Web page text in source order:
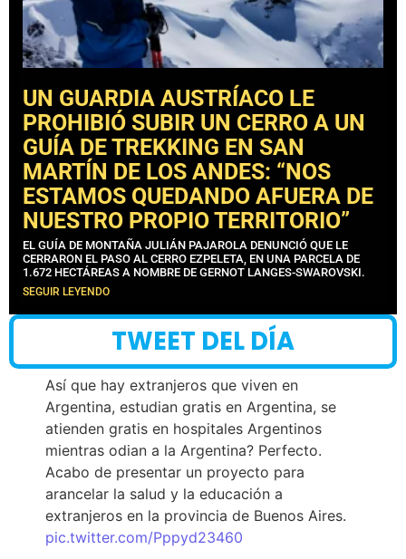
UN GUARDIA AUSTRÍACO LE
PROHIBIÓ SUBIR UN CERRO A UN
GUÍA DE TREKKING EN SAN
MARTÍN DE LOS ANDES: “NOS
ESTAMOS QUEDANDO AFUERA DE
NUESTRO PROPIO TERRITORIO”
EL GUÍA DE MONTAÑA JULIÁN PAJAROLA DENUNCIÓ QUE LE
CERRARON EL PASO AL CERRO EZPELETA, EN UNA PARCELA DE
1.672 HECTÁREAS A NOMBRE DE GERNOT LANGES-SWAROVSKI.
SEGUIR LEYENDO
TWEET DEL DÍA
Así que hay extranjeros que viven en
Argentina, estudian gratis en Argentina, se
atienden gratis en hospitales Argentinos
mientras odian a la Argentina? Perfecto.
Acabo de presentar un proyecto para
arancelar la salud y la educación a
extranjeros en la provincia de Buenos Aires.
pic.twitter.com/Pppyd23460